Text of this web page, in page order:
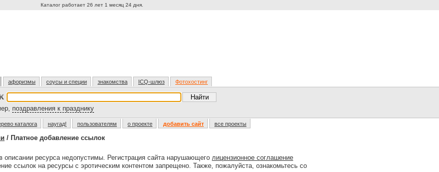
Каталог работает 26 лет 1 месяц 24 дня.
афоризмы соусы и специи знакомства ICQ-шлюз Фотохостинг
поздравления к празднику
каталога наугад! пользователям о проекте добавить сайт все проекты
/ Платное добавление ссылок
ресурса недопустимы. Регистрация сайта нарушающего лицензионное соглашение
ссылок на ресурсы с эротическим контентом запрещено. Также, пожалуйста, ознакомьтесь со